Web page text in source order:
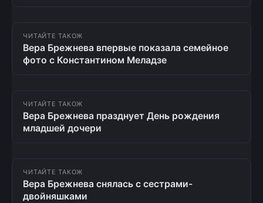
ЧИТАЙТЕ ТАКОЖ
Вера Брежнева впервые показала семейное
фото с Константином Меладзе
ЧИТАЙТЕ ТАКОЖ
Вера Брежнева празднует День рождения
младшей дочери
ЧИТАЙТЕ ТАКОЖ
Вера Брежнева снялась с сестрами-
двойняшками